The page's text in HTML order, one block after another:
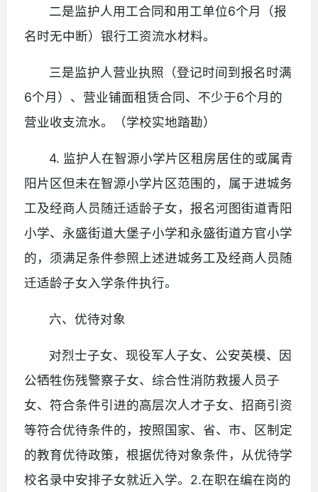
二是监护人用工合同和用工单位6个月（报
名时无中断）银行工资流水材料。
三是监护人营业执照（登记时间到报名时满
6个月）、营业铺面租赁合同、不少于6个月的
营业收支流水。（学校实地踏勘）
4. 监护人在智源小学片区租房居住的或属青
阳片区但未在智源小学片区范围的，属于进城务
工及经商人员随迁适龄子女，报名河图街道青阳
小学、永盛街道大堡子小学和永盛街道方官小学
的，须满足条件参照上述进城务工及经商人员随
迁适龄子女入学条件执行。
六、优待对象
对烈士子女、现役军人子女、公安英模、因
公牺牲伤残警察子女、综合性消防救援人员子
女、符合条件引进的高层次人才子女、招商引资
等符合优待条件的，按照国家、省、市、区制定
的教育优待政策，根据优待对象条件，从优待学
校名录中安排子女就近入学。2.在职在编在岗的